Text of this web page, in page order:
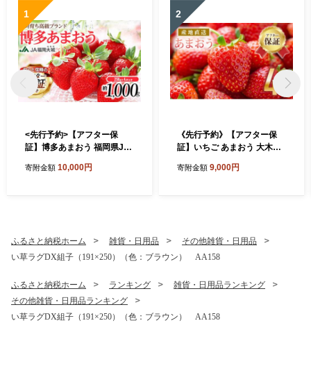
1
<先行予約>【アフター保
証】博多あまおう 福岡県JA
ういちご 1000g（約250g×4
寄附金額 10,000円
2
《先行予約》【アフター保
証】いちご あまおう 大木町
【2027年1月～3月に順次出
寄附金額 9,000円
ふるさと納税ホーム 雑貨・日用品
その他雑貨・日用品
い草ラグDX組子（191×250）（色：ブラウン） AA158
ふるさと納税ホーム ランキング
雑貨・日用品ランキング
その他雑貨・日用品ランキング
い草ラグDX組子（191×250）（色：ブラウン） AA158